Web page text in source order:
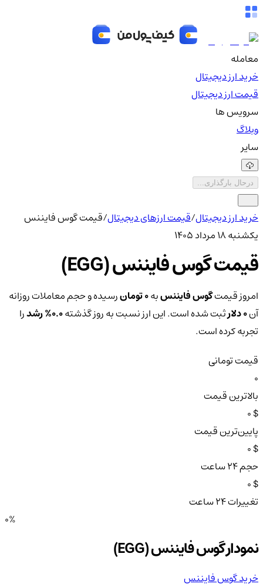
معامله
خرید ارز دیجیتال
قیمت ارز دیجیتال
سرویس ها
وبلاگ
سایر
درحال بارگذاری...
خرید ارز دیجیتال/قیمت ارزهای دیجیتال/قیمت گوس فایننس
یکشنبه ۱۸ مرداد ۱۴۰۵
قیمت گوس فایننس (EGG)
امروز قیمتگوس فایننسبه0 تومان
رسیده و حجم معاملات روزانه
آن0 دلار ثبت شده است. این ارز نسبت به روز گذشته0.0% رشدرا
تجربه کرده است.
قیمت تومانی
بالاترین قیمت
$ 0
پایین‌ترین قیمت
$ 0
حجم ۲۴ ساعت
$ 0
تغییرات ۲۴ ساعت
0%
نمودار گوس فایننس (EGG)
خرید گوس فایننس